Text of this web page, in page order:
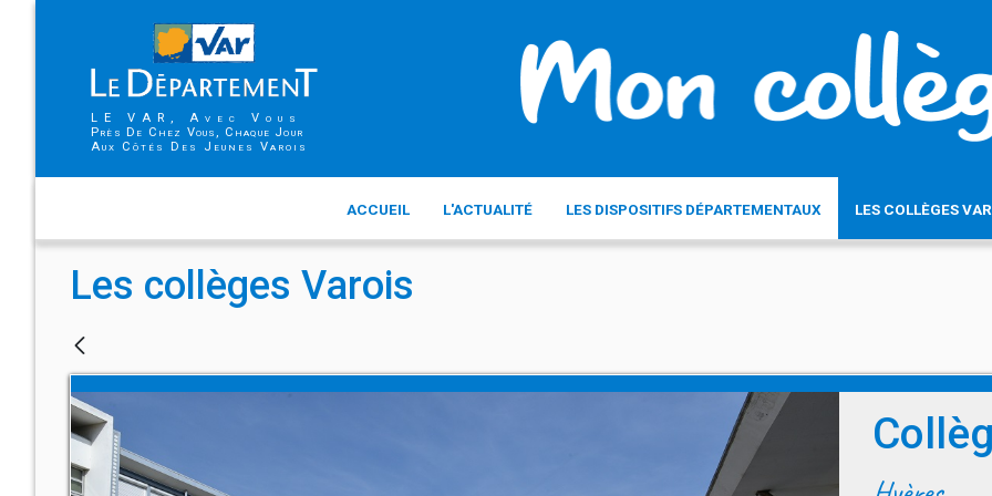
LE VAR, Avec Vous
Près De Chez Vous, Chaque Jour
Aux Côtés Des Jeunes Varois
ACCUEIL L'ACTUALITÉ LES DISPOSITIFS DÉPARTEMENTAUX LES COLLÈGES
Les collèges Varois